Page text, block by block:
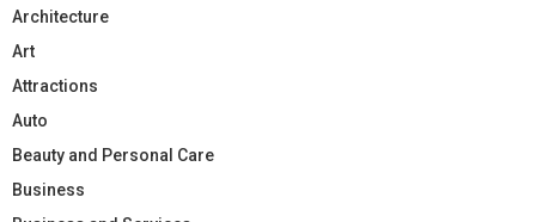
Architecture
Art
Attractions
Auto
Beauty and Personal Care
Business